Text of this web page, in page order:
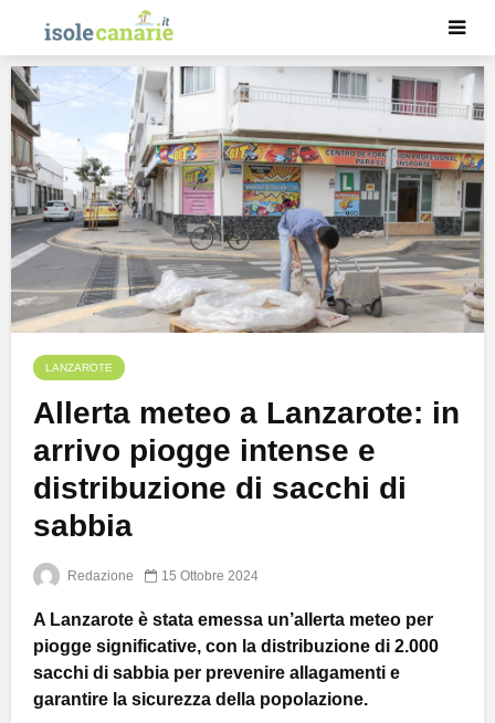
LANZAROTE
Allerta meteo a Lanzarote: in
arrivo piogge intense e
distribuzione di sacchi di
sabbia
Redazione 15 Ottobre 2024
A Lanzarote è stata emessa un’allerta meteo per
piogge significative, con la distribuzione di 2.000
sacchi di sabbia per prevenire allagamenti e
garantire la sicurezza della popolazione.